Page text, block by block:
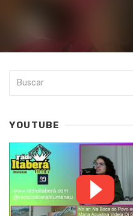
YOUTUBE